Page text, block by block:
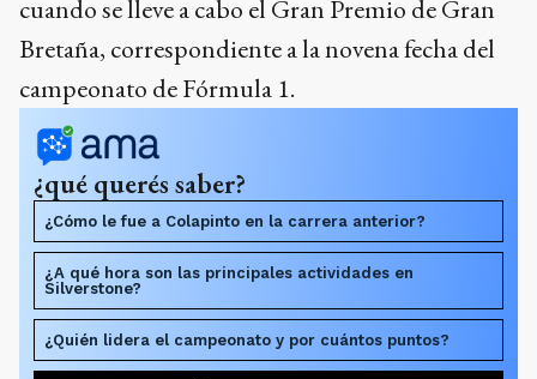
cuando se lleve a cabo el Gran Premio de Gran
Bretaña, correspondiente a la novena fecha del
campeonato de Fórmula 1.
¿qué querés saber?
¿Cómo le fue a Colapinto en la carrera anterior?
¿A qué hora son las principales actividades en
Silverstone?
¿Quién lidera el campeonato y por cuántos puntos?